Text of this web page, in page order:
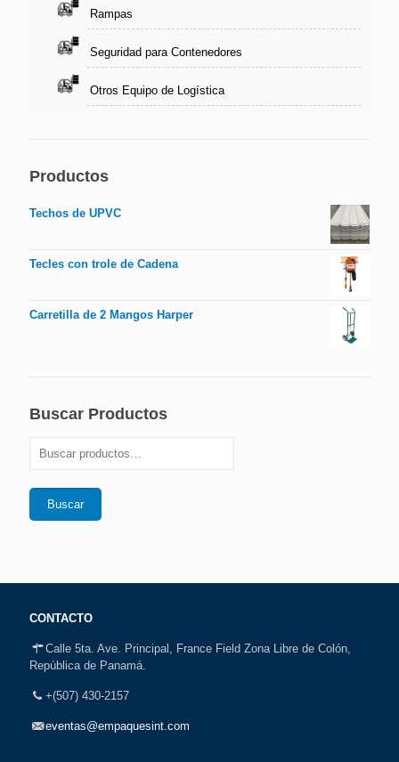
Rampas
Seguridad para Contenedores
Otros Equipo de Logística
Productos
Techos de UPVC
Tecles con trole de Cadena
Carretilla de 2 Mangos Harper
Buscar Productos
Buscar
CONTACTO
Calle 5ta. Ave. Principal, France Field Zona Libre de Colón,
República de Panamá.
+(507) 430-2157
eventas@empaquesint.com